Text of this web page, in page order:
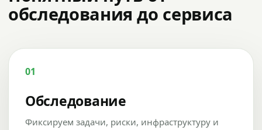
обследования до сервиса
01
Обследование
Фиксируем задачи, риски, инфраструктуру и